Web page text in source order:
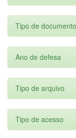
Tipo de documento
Ano de defesa
Tipo de arquivo
Tipo de acesso